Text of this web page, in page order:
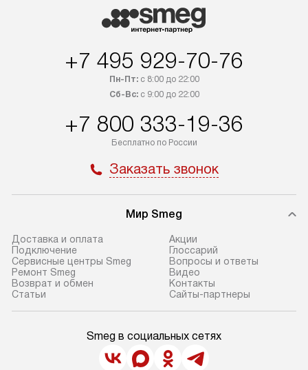
+7 495 929-70-76
Пн-Пт:с 8:00 до 22:00
Сб-Вс:с 9:00 до 22:00
+7 800 333-19-36
Бесплатно по России
Заказать звонок
Мир Smeg
Доставка и оплата
Подключение
Сервисные центры Smeg
Ремонт Smeg
Возврат и обмен
Статьи
Акции
Глоссарий
Вопросы и ответы
Видео
Контакты
Сайты-партнеры
Smeg в социальных сетях